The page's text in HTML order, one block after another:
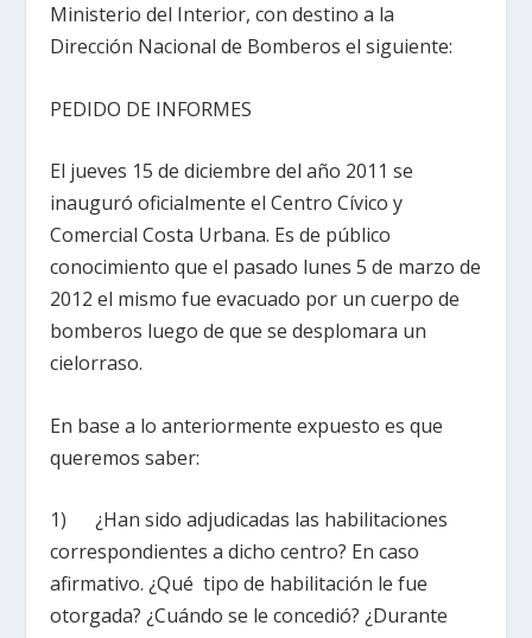
Ministerio del Interior, con destino a la
Dirección Nacional de Bomberos el siguiente:
PEDIDO DE INFORMES
El jueves 15 de diciembre del año 2011 se
inauguró oficialmente el Centro Cívico y
Comercial Costa Urbana. Es de público
conocimiento que el pasado lunes 5 de marzo de
2012 el mismo fue evacuado por un cuerpo de
bomberos luego de que se desplomara un
cielorraso.
En base a lo anteriormente expuesto es que
queremos saber:
1) ¿Han sido adjudicadas las habilitaciones
correspondientes a dicho centro? En caso
afirmativo. ¿Qué tipo de habilitación le fue
otorgada? ¿Cuándo se le concedió? ¿Durante